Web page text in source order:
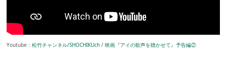
Youtube：松竹チャンネル/SHOCHIKUch /映画『アイの歌声を聴かせて』予告編②